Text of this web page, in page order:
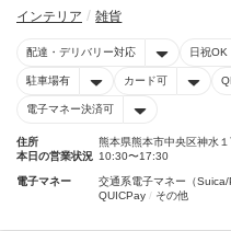
インテリア 雑貨
配達・デリバリー対応 日祝OK
駐車場有 カード可
電子マネー決済可
住所
熊本県熊本市中央区神水
本日の営業状況 10:30〜17:30
電子マネー 交通系電子マネー（Suica/
QUICPay
その他